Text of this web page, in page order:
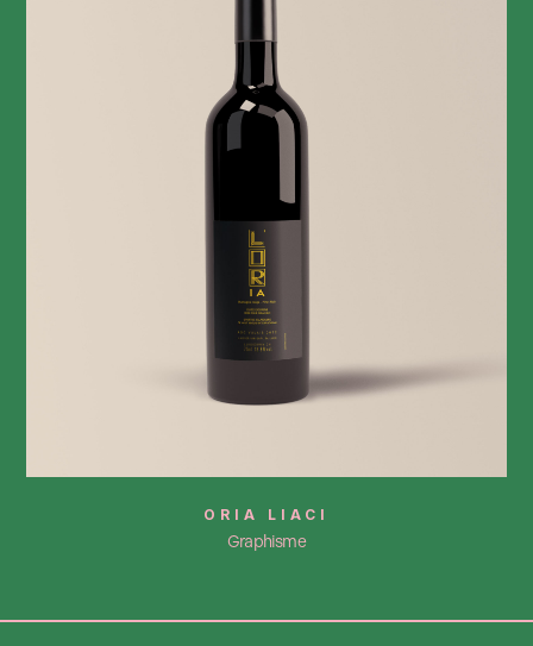
ORIA LIACI
Graphisme